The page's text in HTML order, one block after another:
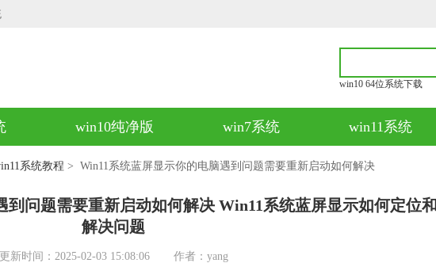
win10 64位系统下载
win10纯净版 win7系统 win11系统
系统教程 > Win11系统蓝屏显示你的电脑遇到问题需要重新启动如何解决
问题需要重新启动如何解决 Win11系统蓝屏显示如何定位和
解决问题
更新时间：2025-02-03 15:08:06 作者：yang